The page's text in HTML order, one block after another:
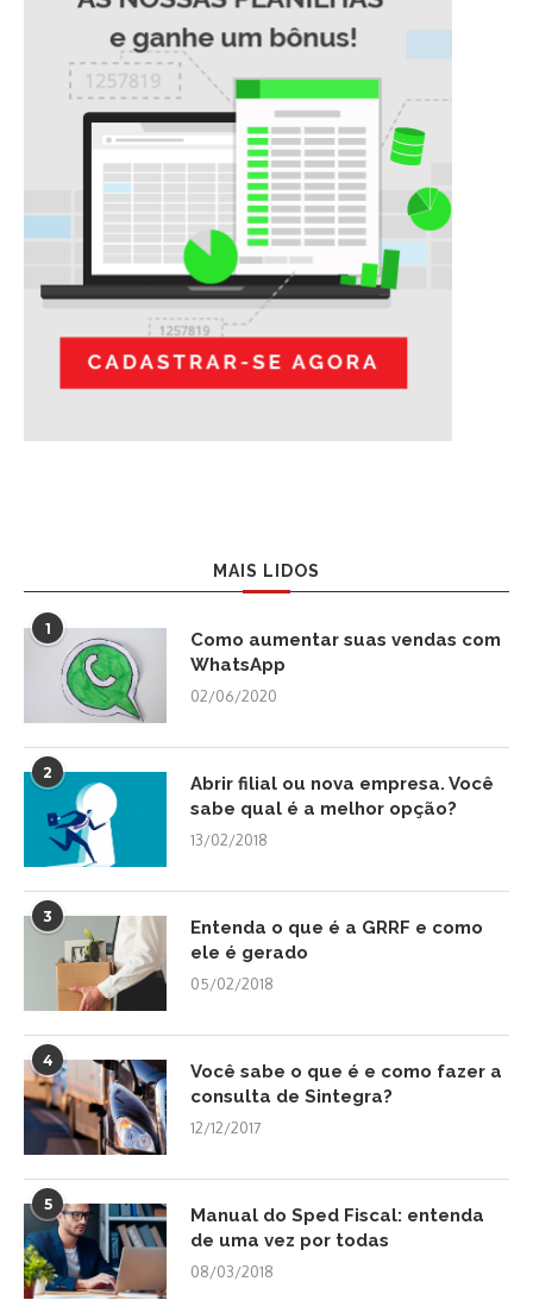
MAIS LIDOS
1
Como aumentar suas vendas com
WhatsApp
02/06/2020
2
Abrir filial ou nova empresa. Você
sabe qual é a melhor opção?
13/02/2018
3
Entenda o que é a GRRF e como
ele é gerado
05/02/2018
4
Você sabe o que é e como fazer a
consulta de Sintegra?
12/12/2017
5
Manual do Sped Fiscal: entenda
de uma vez por todas
08/03/2018